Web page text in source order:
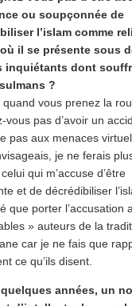
ou soupçonnée de
l’islam comme
où il se présente sous
inquiétants dont
?
quand vous prenez la
vous pas d’avoir un
pas aux menaces
je ne ferais
qui m’accuse d’être
et de décrédibiliser
que porter l’accusation
» auteurs de la
car je ne fais que
ce qu’ils disent.
années, un